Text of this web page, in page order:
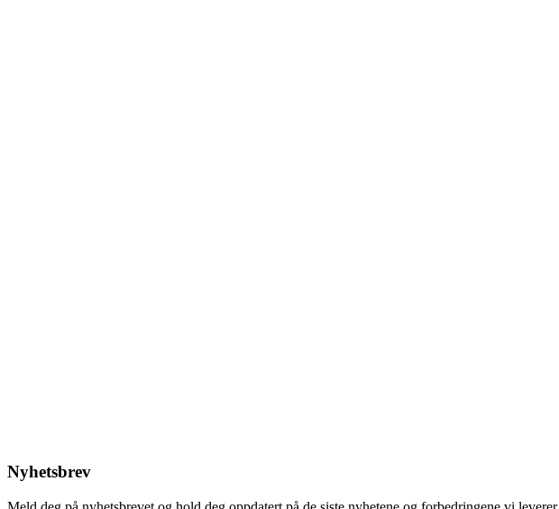
Nyhetsbrev